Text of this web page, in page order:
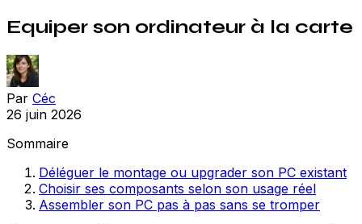
Equiper son ordinateur à la carte
Par Céc
26 juin 2026
Sommaire
Déléguer le montage ou upgrader son PC existant
Choisir ses composants selon son usage réel
Assembler son PC pas à pas sans se tromper